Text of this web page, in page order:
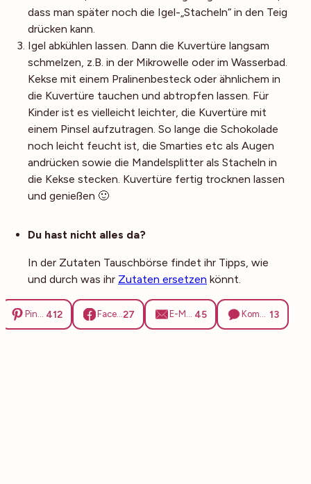
dass man später noch die Igel-„Stacheln“ in den Teig
drücken kann.
Igel abkühlen lassen. Dann die Kuvertüre langsam
schmelzen, z.B. in der Mikrowelle oder im Wasserbad.
Kekse mit einem Pralinenbesteck oder ähnlichem in
die Kuvertüre tauchen und abtropfen lassen. Für
Kinder ist es vielleicht leichter, die Kuvertüre mit
einem Pinsel aufzutragen. So lange die Schokolade
noch leicht feucht ist, die Smarties etc als Augen
andrücken sowie die Mandelsplitter als Stacheln in
die Kekse stecken. Kuvertüre fertig trocknen lassen
und genießen 🙂
Du hast nicht alles da?
In der Zutaten Tauschbörse findet ihr Tipps, wie
und durch was ihr Zutaten ersetzen könnt.
Pinterest 412 Facebook27 E-Mail 45 Kommentare 13